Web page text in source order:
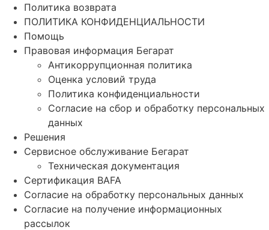
Политика возврата
ПОЛИТИКА КОНФИДЕНЦИАЛЬНОСТИ
Помощь
Правовая информация Бегарат
Антикоррупционная политика
Оценка условий труда
Политика конфиденциальности
Согласие на сбор и обработку персональных
данных
Решения
Сервисное обслуживание Бегарат
Техническая документация
Сертификация BAFA
Согласие на обработку персональных данных
Согласие на получение информационных
рассылок